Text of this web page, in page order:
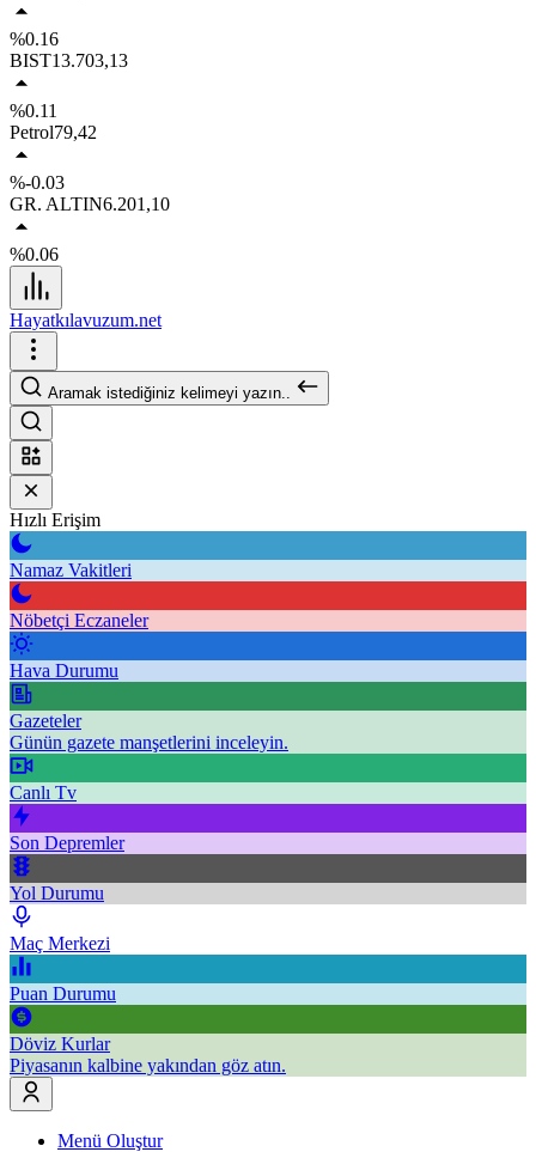
%0.16
BIST13.703,13
%0.11
Petrol79,42
%-0.03
GR. ALTIN6.201,10
%0.06
Hayatkılavuzum.net
Aramak istediğiniz kelimeyi yazın..
Hızlı Erişim
Namaz Vakitleri
Nöbetçi Eczaneler
Hava Durumu
Gazeteler
Günün gazete manşetlerini inceleyin.
Canlı Tv
Son Depremler
Yol Durumu
Maç Merkezi
Puan Durumu
Döviz Kurlar
Piyasanın kalbine yakından göz atın.
Menü Oluştur